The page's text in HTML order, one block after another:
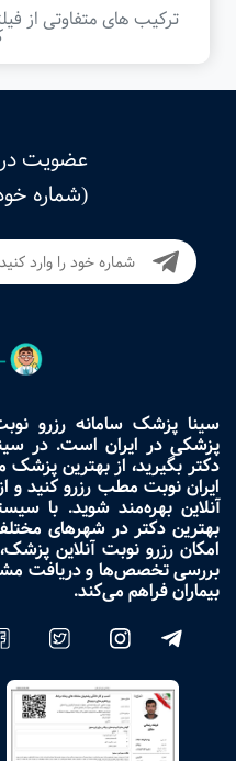
ترکیب های متفاوتی از
عضویت
(شماره
سینا پزشک سامانه رزرو
پزشکی در ایران است. در
دکتر بگیرید، از بهترین
ایران نوبت مطب رزرو کنید و
آنلاین بهره‌مند شوید. با
بهترین دکتر در شهرهای
امکان رزرو نوبت آنلاین
بررسی تخصص‌ها و دریافت
بیماران فراهم می‌کند.